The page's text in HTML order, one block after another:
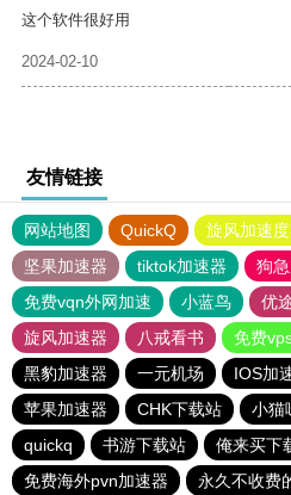
这个软件很好用
2024-02-10
友情链接
网站地图 QuickQ 旋风加速
坚果加速器
tiktok加速器
狗
免费vqn外网加速
小蓝鸟 优
旋风加速器
八戒看书
免费
黑豹加速器
一元机场 IOS加
苹果加速器
CHK下载站 小猫
quickq
书游下载站 俺来买下
免费海外pvn加速器
永久不收费